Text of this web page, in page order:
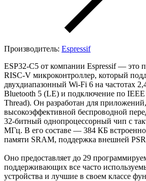
Производитель: Espressif
ESP32-C5 от компании Espressif — это
RISC-V микроконтроллер, который
двухдиапазонный Wi-Fi 6 на частотах
Bluetooth 5 (LE) и подключение по IEEE
Thread). Он разработан для
высокоэффективной беспроводной
32-битный однопроцессорный чип с
МГц. В его составе — 384 КБ
памяти SRAM, поддержка внешней
Оно предоставляет до 29
поддерживающих все часто
устройства и лучшие в своем классе